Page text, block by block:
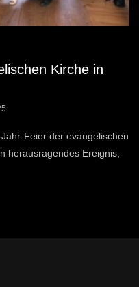
Kirche in
Feier der evangelischen
herausragendes Ereignis,